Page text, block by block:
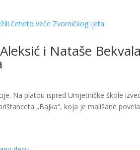
i Nataše
Na platou ispred Umjetničke škole
„Bajka“, koja je mališane